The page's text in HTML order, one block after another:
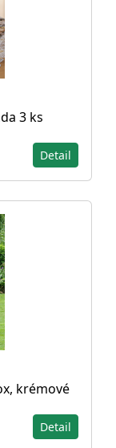
3 ks
Detail
krémové
Detail